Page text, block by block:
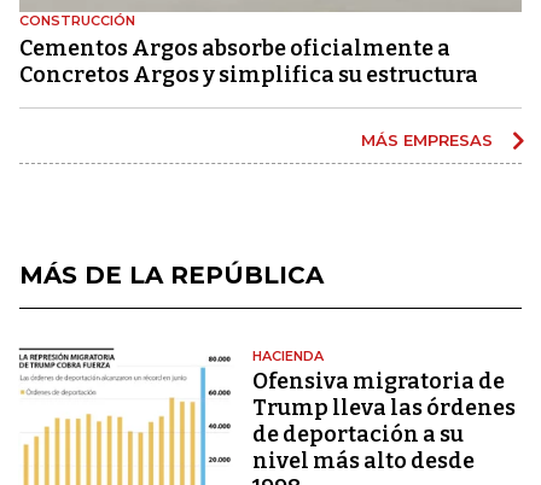
CONSTRUCCIÓN
Cementos Argos absorbe oficialmente a
Concretos Argos y simplifica su estructura
MÁS EMPRESAS
MÁS DE LA REPÚBLICA
HACIENDA
Ofensiva migratoria de
Trump lleva las órdenes
de deportación a su
nivel más alto desde